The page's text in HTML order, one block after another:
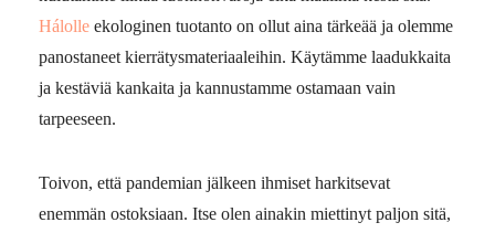
Hálolle ekologinen tuotanto on ollut aina tärkeää ja olemme
panostaneet kierrätysmateriaaleihin. Käytämme laadukkaita
ja kestäviä kankaita ja kannustamme ostamaan vain
tarpeeseen.
Toivon, että pandemian jälkeen ihmiset harkitsevat
enemmän ostoksiaan. Itse olen ainakin miettinyt paljon sitä,